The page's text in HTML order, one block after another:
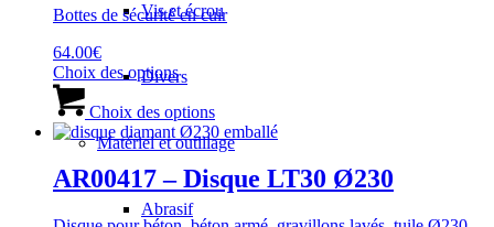
Vis et écrou
Divers
Matériel et outillage
Abrasif
Bottes de sécurité en cuir
64.00€
Choix des optionsCe
produit
a
plusieurs
variations.
Les
options
peuvent
Choix des optionsproduit
a
plusieurs
variations.
Les
AR00417 – Disque LT30 Ø230